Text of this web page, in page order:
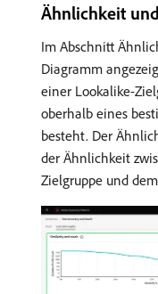
Ähnlichkeit
Im Abschnitt
Diagramm
einer Lookalike-
oberhalb eines
besteht. Der
der Ähnlichkeit
Zielgruppe und